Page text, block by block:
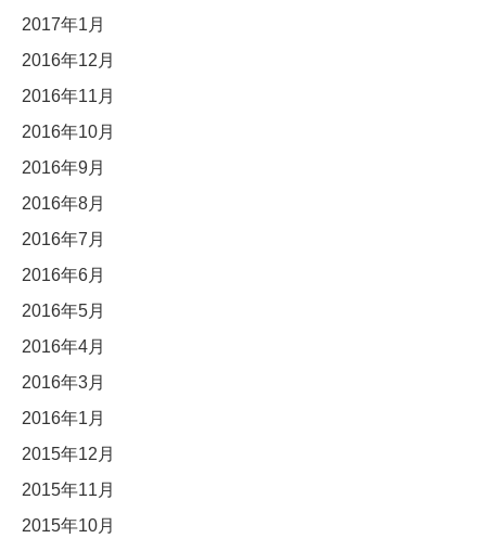
2017年1月
2016年12月
2016年11月
2016年10月
2016年9月
2016年8月
2016年7月
2016年6月
2016年5月
2016年4月
2016年3月
2016年1月
2015年12月
2015年11月
2015年10月